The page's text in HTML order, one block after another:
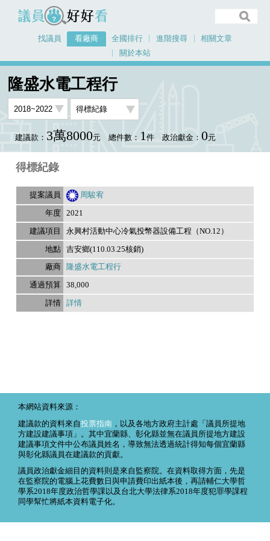
議員好好看
找議員 看廠商 全國排行 進階搜尋
相關文章
關於本站
隆盛水電工程行
建議款： 3萬8000元 總件數： 1件 政治獻金： 0元
得標紀錄
周駿宥
2021
永興村活動中心冷氣投幣器設備工程（NO.12）
吉安鄉(110.03.25核銷)
隆盛水電工程行
38,000
詳情
本網站資料來源：
建議款的資料來自投票指南 ，以及各地方政府主計處「議員所提地
方建設建議事項」。其中宜蘭縣、彰化縣並無在議員所提地方建設
建議事項文件中公布議員姓名，導致無法透過統計得知每個宜蘭縣
與彰化縣議員在建議款的貢獻。
議員政治獻金細目的資料則是來自監察院。在資料取得方面，先是
在監察院的電腦上花費數日與申請費印出紙本後，再請輔仁大學哲
學系2018年度政治哲學課以及台北大學法律系2018年度犯罪學課程
同學幫忙將紙本資料電子化。